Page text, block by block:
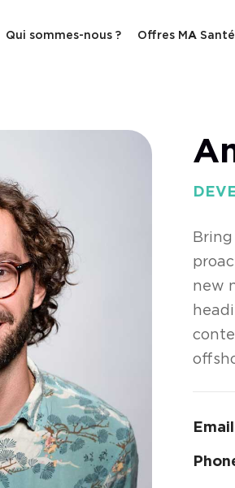
Qui sommes-nous ? Offres MA Santé
new